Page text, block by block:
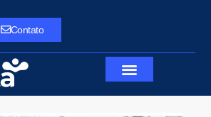
Contato